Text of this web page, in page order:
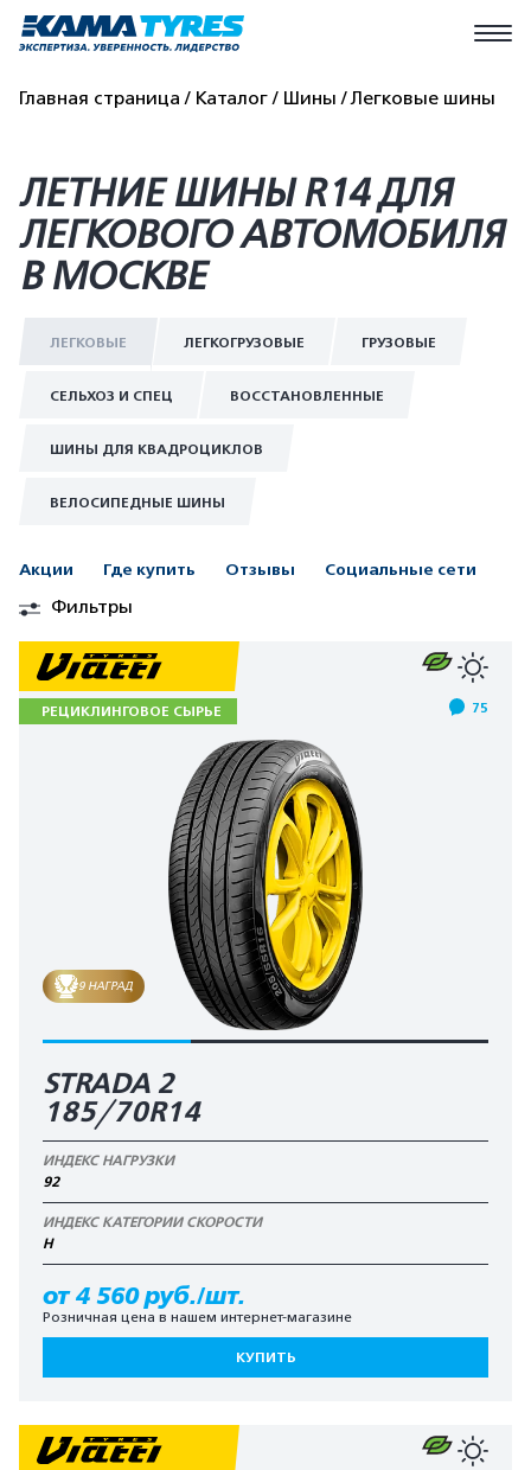
Главная страница Каталог Шины Легковые шины
ЛЕТНИЕ ШИНЫ R14 ДЛЯ
ЛЕГКОВОГО АВТОМОБИЛЯ
В МОСКВЕ
ЛЕГКОВЫЕ ЛЕГКОГРУЗОВЫЕ ГРУЗОВЫЕ
СЕЛЬХОЗ И СПЕЦ ВОССТАНОВЛЕННЫЕ
ШИНЫ ДЛЯ КВАДРОЦИКЛОВ
ВЕЛОСИПЕДНЫЕ ШИНЫ
Акции Где купить Отзывы Социальные сети
Фильтры
РЕЦИКЛИНГОВОЕ СЫРЬЕ 75
9 НАГРАД
STRADA 2
185/70R14
ИНДЕКС НАГРУЗКИ
92
ИНДЕКС КАТЕГОРИИ СКОРОСТИ
H
от 4 560 руб./шт.
Розничная цена в нашем интернет-магазине
КУПИТЬ